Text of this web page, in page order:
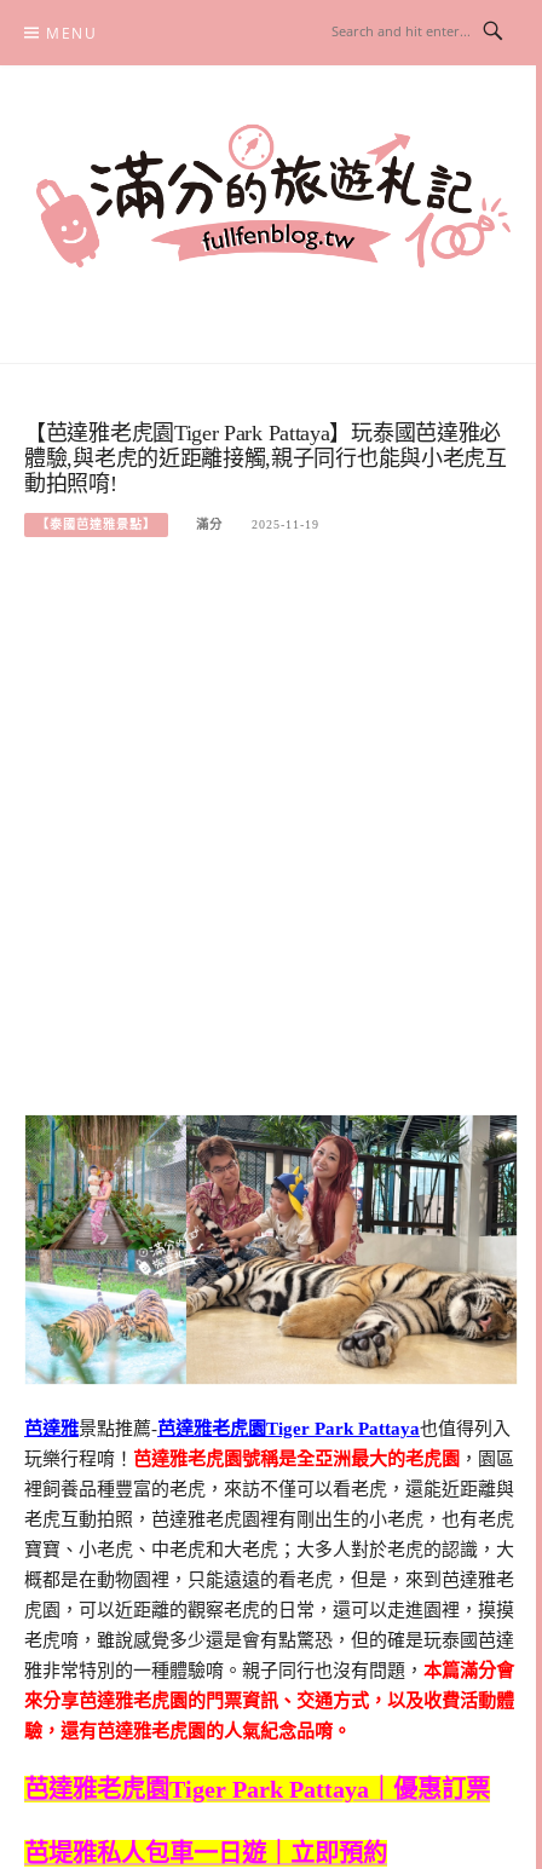
content
MENU
【芭達雅老虎園Tiger Park Pattaya】玩泰國芭達雅必
體驗,與老虎的近距離接觸,親子同行也能與小老虎互
動拍照唷!
【泰國芭達雅景點】 滿分 2025-11-19
芭達雅景點推薦-芭達雅老虎園Tiger Park Pattaya也值得列入
玩樂行程唷！ 芭達雅老虎園號稱是全亞洲最大的老虎園 ，園區
裡飼養品種豐富的老虎，來訪不僅可以看老虎，還能近距離與
老虎互動拍照，芭達雅老虎園裡有剛出生的小老虎，也有老虎
寶寶、小老虎、中老虎和大老虎；大多人對於老虎的認識，大
概都是在動物園裡，只能遠遠的看老虎，但是，來到芭達雅老
虎園，可以近距離的觀察老虎的日常，還可以走進園裡，摸摸
老虎唷，雖說感覺多少還是會有點驚恐，但的確是玩泰國芭達
雅非常特別的一種體驗唷。親子同行也沒有問題， 本篇滿分會
來分享芭達雅老虎園的門票資訊、交通方式，以及收費活動體
驗，還有芭達雅老虎園的人氣紀念品唷。
芭達雅老虎園Tiger Park Pattaya｜優惠訂票
芭堤雅私人包車一日遊｜立即預約